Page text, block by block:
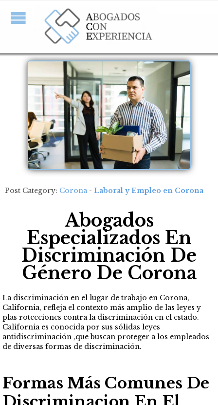
Post Category: Corona- Laboral y Empleo en Corona
Abogados
Especializados En
Discriminación De
Género De Corona
La discriminación en el lugar de trabajo en Corona,
California, refleja el contexto más amplio de las leyes y
plas rotecciones contra la discriminación en el estado.
California es conocida por sus sólidas leyes
antidiscriminación ,que buscan proteger a los empleados
de diversas formas de discriminación.
Formas Más Comunes De